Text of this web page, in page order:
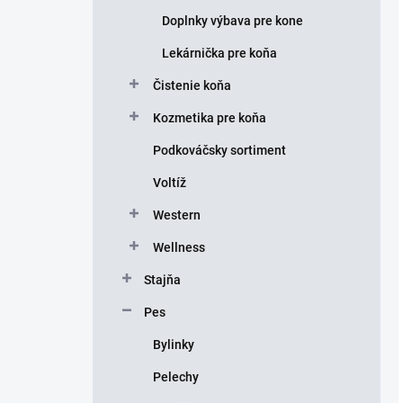
Doplnky výbava pre kone
Lekárnička pre koňa
Čistenie koňa
Kozmetika pre koňa
Podkováčsky sortiment
Voltíž
Western
Wellness
Stajňa
Pes
Bylinky
Pelechy